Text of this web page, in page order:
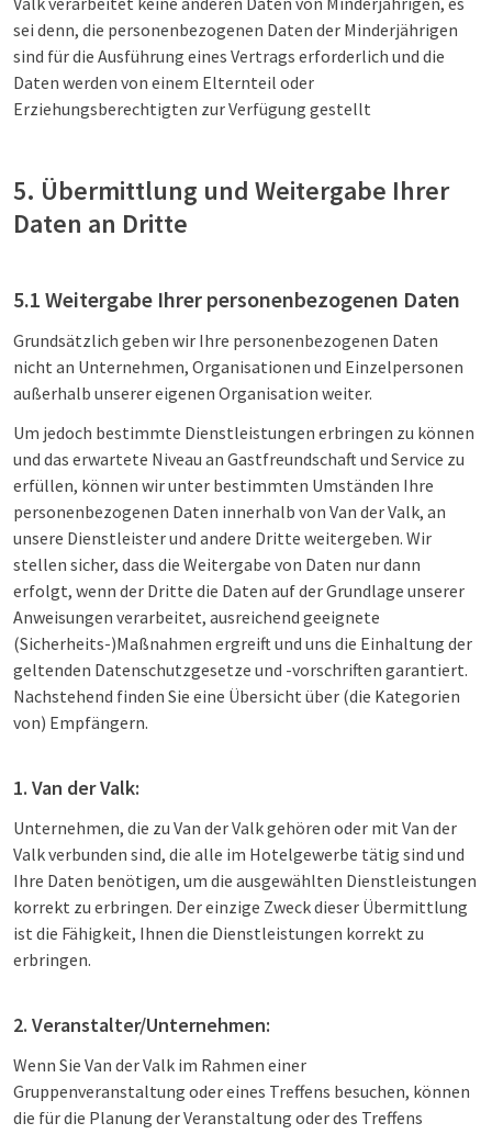
sei denn, die personenbezogenen Daten der Minderjährigen
sind für die Ausführung eines Vertrags erforderlich und die
Daten werden von einem Elternteil oder
Erziehungsberechtigten zur Verfügung gestellt
5. Übermittlung und Weitergabe Ihrer
Daten an Dritte
5.1 Weitergabe Ihrer personenbezogenen Daten
Grundsätzlich geben wir Ihre personenbezogenen Daten
nicht an Unternehmen, Organisationen und Einzelpersonen
außerhalb unserer eigenen Organisation weiter.
Um jedoch bestimmte Dienstleistungen erbringen zu können
und das erwartete Niveau an Gastfreundschaft und Service zu
erfüllen, können wir unter bestimmten Umständen Ihre
personenbezogenen Daten innerhalb von Van der Valk, an
unsere Dienstleister und andere Dritte weitergeben. Wir
stellen sicher, dass die Weitergabe von Daten nur dann
erfolgt, wenn der Dritte die Daten auf der Grundlage unserer
Anweisungen verarbeitet, ausreichend geeignete
(Sicherheits-)Maßnahmen ergreift und uns die Einhaltung der
geltenden Datenschutzgesetze und -vorschriften garantiert.
Nachstehend finden Sie eine Übersicht über (die Kategorien
von) Empfängern.
1. Van der Valk:
Unternehmen, die zu Van der Valk gehören oder mit Van der
Valk verbunden sind, die alle im Hotelgewerbe tätig sind und
Ihre Daten benötigen, um die ausgewählten Dienstleistungen
korrekt zu erbringen. Der einzige Zweck dieser Übermittlung
ist die Fähigkeit, Ihnen die Dienstleistungen korrekt zu
erbringen.
2. Veranstalter/Unternehmen:
Wenn Sie Van der Valk im Rahmen einer
Gruppenveranstaltung oder eines Treffens besuchen, können
die für die Planung der Veranstaltung oder des Treffens